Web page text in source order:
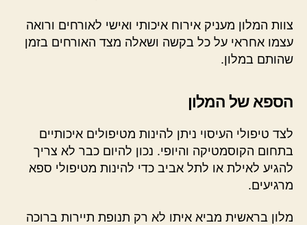
צוות המלון מעניק אירוח איכותי ואישי לאורחים ורואה
עצמו אחראי על כל בקשה ושאלה מצד האורחים בזמן
שהותם במלון.
הספא של המלון
לצד טיפולי העיסוי ניתן להינות מטיפולים איכותיים
בתחום הקוסמטיקה והיופי. נכון להיום כבר לא צריך
להגיע לאילת או לתל אביב כדי להינות מטיפולי ספא
מרגיעים.
מלון בראשית מביא איתו לא רק תנופת תיירות ברוכה